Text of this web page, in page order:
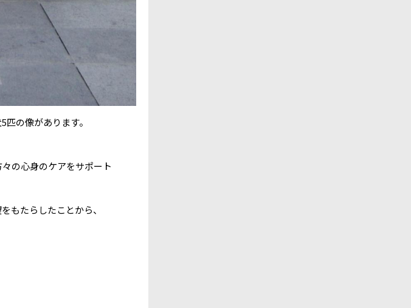
の像があります。
の心身のケアをサポート
もたらしたことから、